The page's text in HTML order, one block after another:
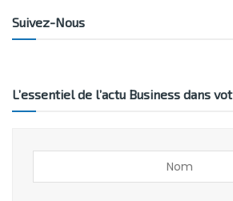
Suivez-Nous
L’essentiel de l’actu Business dans